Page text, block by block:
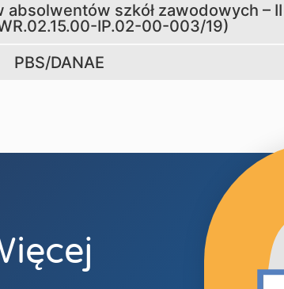
absolwentów szkół zawodowych – II
IP.02-00-003/19)
PBS/DANAE